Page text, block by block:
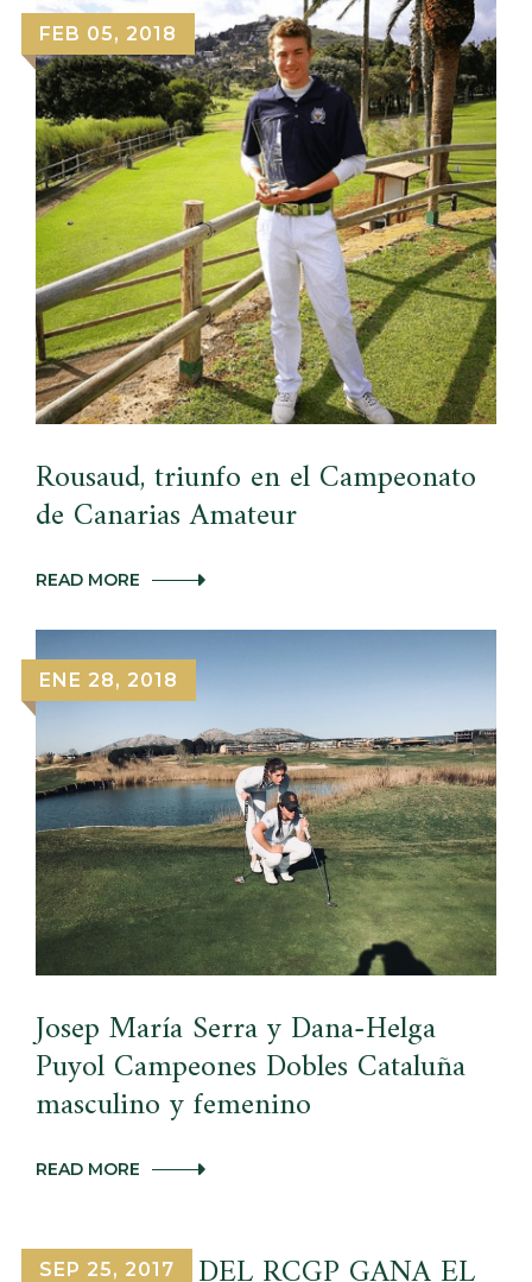
LADIES
EUROPEAN
TOUR
EN
SU
SÉPTIMO
AÑO
COMO
PROFESIONAL
FEB 05, 2018
Rousaud, triunfo en el Campeonato
de Canarias Amateur
READ MORE ROUSAUD,
CAMPEONATO
DE
CANARIAS
AMATEUR
ENE 28, 2018
Josep María Serra y Dana-Helga
Puyol Campeones Dobles Cataluña
masculino y femenino
READ MORE JOSEP
DANA-
HELGA
SEP 25, 2017